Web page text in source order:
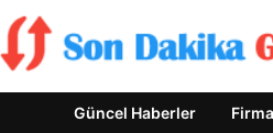
Güncel Haberler